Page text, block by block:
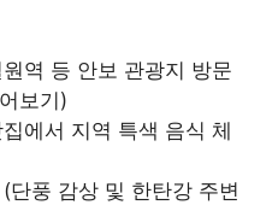
역 등 안보 관광지 방문
보기)
에서 지역 특색 음식 체
단풍 감상 및 한탄강 주변